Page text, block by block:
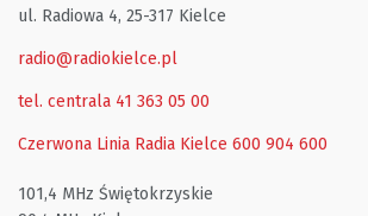
ul. Radiowa 4, 25-317 Kielce
radio@radiokielce.pl
tel. centrala 41 363 05 00
Czerwona Linia Radia Kielce 600 904 600
101,4 MHz Świętokrzyskie